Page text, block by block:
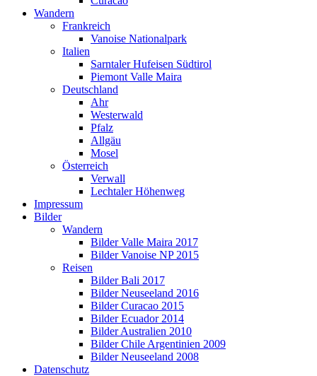
Wandern
Frankreich
Vanoise Nationalpark
Italien
Sarntaler Hufeisen Südtirol
Piemont Valle Maira
Deutschland
Ahr
Westerwald
Pfalz
Allgäu
Mosel
Österreich
Verwall
Lechtaler Höhenweg
Impressum
Bilder
Wandern
Bilder Valle Maira 2017
Bilder Vanoise NP 2015
Reisen
Bilder Bali 2017
Bilder Neuseeland 2016
Bilder Curacao 2015
Bilder Ecuador 2014
Bilder Australien 2010
Bilder Chile Argentinien 2009
Bilder Neuseeland 2008
Datenschutz